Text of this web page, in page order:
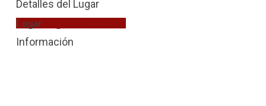
Detalles del Lugar
LugarJuzgado de Guardia
Información